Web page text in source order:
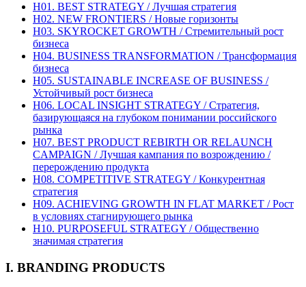
H01. BEST STRATEGY / Лучшая стратегия
H02. NEW FRONTIERS / Новые горизонты
H03. SKYROCKET GROWTH / Стремительный рост
бизнеса
H04. BUSINESS TRANSFORMATION / Трансформация
бизнеса
H05. SUSTAINABLE INCREASE OF BUSINESS /
Устойчивый рост бизнеса
H06. LOCAL INSIGHT STRATEGY / Стратегия,
базирующаяся на глубоком понимании российского
рынка
H07. BEST PRODUCT REBIRTH OR RELAUNCH
CAMPAIGN / Лучшая кампания по возрождению /
перерождению продукта
H08. COMPETITIVE STRATEGY / Конкурентная
стратегия
H09. ACHIEVING GROWTH IN FLAT MARKET / Рост
в условиях стагнирующего рынка
H10. PURPOSEFUL STRATEGY / Общественно
значимая стратегия
I. BRANDING PRODUCTS